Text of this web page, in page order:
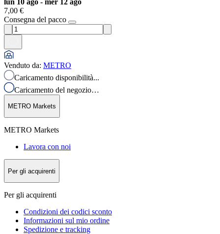
7,00 €
Consegna del pacco
Venduto da: METRO
Caricamento disponibilità...
Caricamento del negozio…
METRO Markets
METRO Markets
Lavora con noi
Per gli acquirenti
Per gli acquirenti
Condizioni dei codici sconto
Informazioni sul mio ordine
Spedizione e tracking